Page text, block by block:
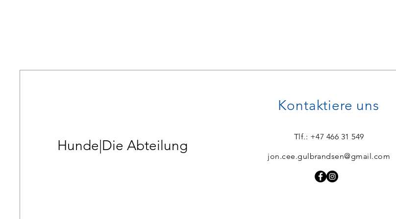
Hunde|Die Abteilung
Kontaktiere uns
Tlf.: +47 466 31 549
jon.cee.gulbrandsen@gmail.com